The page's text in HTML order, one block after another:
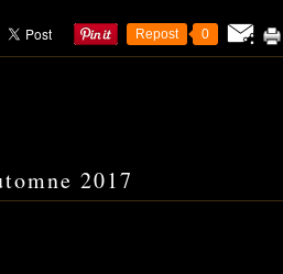
Repost 0
2017